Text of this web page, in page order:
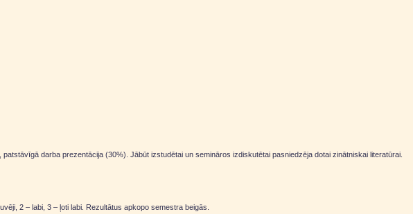
darba prezentācija (30%). Jābūt izstudētai un semināros izdiskutētai pasniedzēja dotai zinātniskai literatūrai.
2 – labi, 3 – ļoti labi. Rezultātus apkopo semestra beigās.